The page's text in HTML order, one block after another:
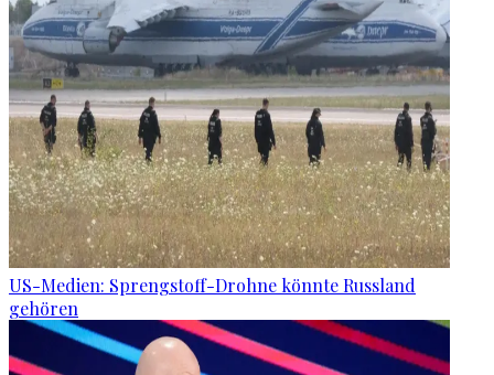
US-Medien: Sprengstoff-Drohne könnte Russland
gehören